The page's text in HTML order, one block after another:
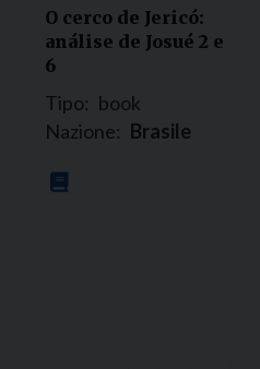
O cerco de Jericó:
análise de Josué 2 e
6
Tipo: book
Nazione: Brasile